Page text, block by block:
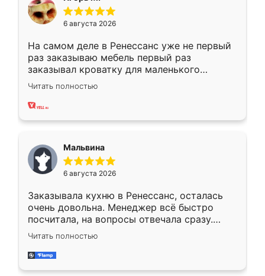
6 августа 2026
На самом деле в Ренессанс уже не первый
раз заказываю мебель первый раз
заказывал кроватку для маленького
ребёнка при его рождении ,во второй раз
заказал шкаф-купе. По качеству очень
хорошее сборка достаточно быстрая,
меньше, здесь же он более разнообразный.
Мне нравится ,если что-то потребуется из
мебели буду заказывать только здесь.
Читать полностью
Мальвина
6 августа 2026
Заказывала кухню в Ренессанс, осталась
очень довольна. Менеджер всё быстро
посчитала, на вопросы отвечала сразу.
Замерщик приехал в субботу, подошёл к
делу со всей ответственностью. Собрали
за день, ребята работали аккуратно, даже
Читать полностью